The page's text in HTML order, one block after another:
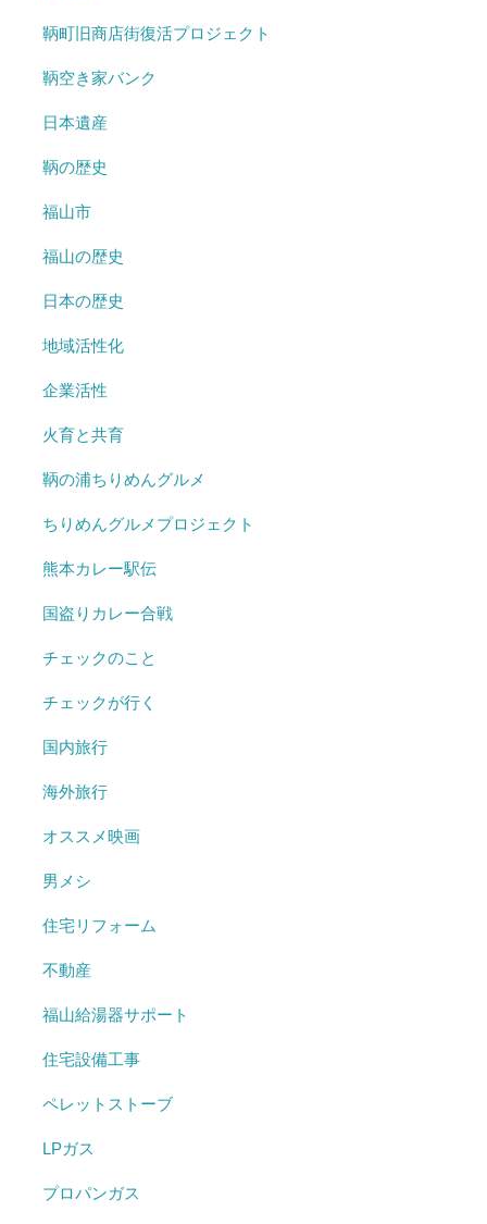
鞆町旧商店街復活プロジェクト
鞆空き家バンク
日本遺産
鞆の歴史
福山市
福山の歴史
日本の歴史
地域活性化
企業活性
火育と共育
鞆の浦ちりめんグルメ
ちりめんグルメプロジェクト
熊本カレー駅伝
国盗りカレー合戦
チェックのこと
チェックが行く
国内旅行
海外旅行
オススメ映画
男メシ
住宅リフォーム
不動産
福山給湯器サポート
住宅設備工事
ペレットストーブ
LPガス
プロパンガス